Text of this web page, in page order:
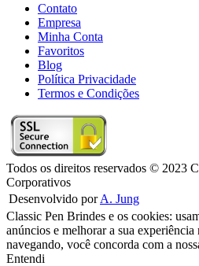
Contato
Empresa
Minha Conta
Favoritos
Blog
Política Privacidade
Termos e Condições
Todos os direitos reservados © 2023
Corporativos
Desenvolvido porA. Jung
Classic Pen Brindes e os cookies:
anúncios e melhorar a sua
navegando, você concorda com a
Entendi